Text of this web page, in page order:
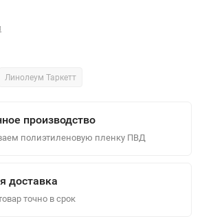
Линолеум Таркетт
производство
полиэтиленовую пленку ПВД
доставка
точно в срок